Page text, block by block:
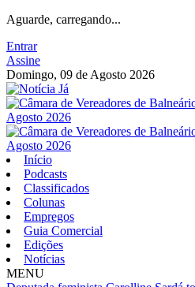
Aguarde, carregando...
Entrar
Assine
Domingo, 09 de Agosto 2026
Início
Podcasts
Classificados
Colunas
Empregos
Guia Comercial
Edições
Notícias
MENU